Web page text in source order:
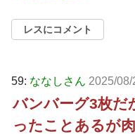
レスにコメント
59: ななしさん 2025/
バンバーグ3枚だ
ったことあるが